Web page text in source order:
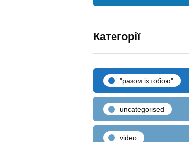
Категорії
"разом iз тобою"
uncategorised
video